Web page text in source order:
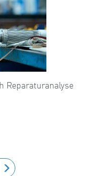
Reparaturanalyse